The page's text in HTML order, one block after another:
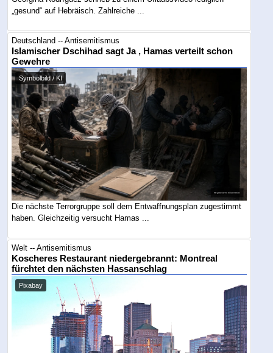
„gesund“ auf Hebräisch. Zahlreiche ...
Deutschland -- Antisemitismus
Islamischer Dschihad sagt Ja , Hamas verteilt schon
Gewehre
Symbolbild / KI
Die nächste Terrorgruppe soll dem Entwaffnungsplan zugestimmt
haben. Gleichzeitig versucht Hamas ...
Welt -- Antisemitismus
Koscheres Restaurant niedergebrannt: Montreal
fürchtet den nächsten Hassanschlag
Pixabay